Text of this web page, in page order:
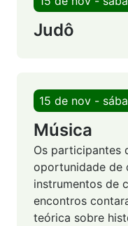
Judô
15 de nov -
Música
Os participantes
oportunidade de
instrumentos de
encontros
teórica sobre